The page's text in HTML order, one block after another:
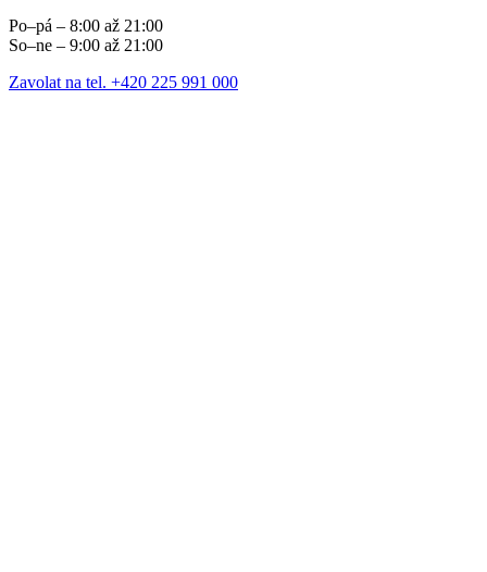
Po–pá – 8:00 až 21:00
So–ne – 9:00 až 21:00
Zavolat na tel. +420 225 991 000